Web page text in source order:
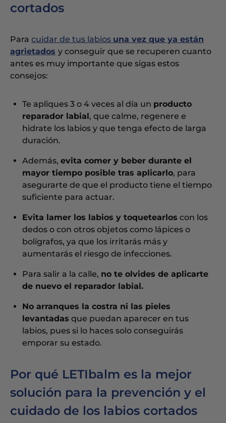
cortados
Para cuidar de tus labios una vez que ya están
agrietados y conseguir que se recuperen cuanto
antes es muy importante que sigas estos
consejos:
Te apliques 3 o 4 veces al día un producto
reparador labial , que calme, regenere e
hidrate los labios y que tenga efecto de larga
duración.
Además, evita comer y beber durante el
mayor tiempo posible tras aplicarlo, para
asegurarte de que el producto tiene el tiempo
suficiente para actuar.
Evita lamer los labios y toquetearlos con los
dedos o con otros objetos como lápices o
bolígrafos, ya que los irritarás más y
aumentarás el riesgo de infecciones.
Para salir a la calle, no te olvides de aplicarte
de nuevo el reparador labial.
No arranques la costra ni las pieles
levantadas que puedan aparecer en tus
labios, pues si lo haces solo conseguirás
emporar su estado.
Por qué LETIbalm es la mejor
solución para la prevención y el
cuidado de los labios cortados